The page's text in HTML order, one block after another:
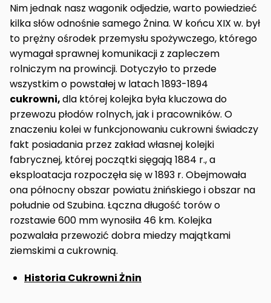
Nim jednak nasz wagonik odjedzie, warto powiedzieć
kilka słów odnośnie samego Żnina. W końcu XIX w. był
to prężny ośrodek przemysłu spożywczego, którego
wymagał sprawnej komunikacji z zapleczem
rolniczym na prowincji. Dotyczyło to przede
wszystkim o powstałej w latach 1893-1894
cukrowni,dla której kolejka była kluczowa do
przewozu płodów rolnych, jak i pracowników. O
znaczeniu kolei w funkcjonowaniu cukrowni świadczy
fakt posiadania przez zakład własnej kolejki
fabrycznej, której początki sięgają 1884 r., a
eksploatacja rozpoczęła się w 1893 r. Obejmowała
ona północny obszar powiatu żnińskiego i obszar na
południe od Szubina. Łączna długość torów o
rozstawie 600 mm wynosiła 46 km. Kolejka
pozwalała przewozić dobra miedzy majątkami
ziemskimi a cukrownią.
Historia Cukrowni Żnin